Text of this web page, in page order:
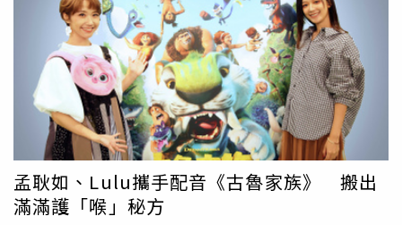
的嚴正性，所以才完全無視政令。
孟耿如、Lulu攜手配音《古魯家族》 搬出
滿滿護「喉」秘方